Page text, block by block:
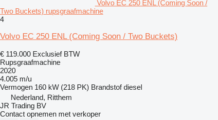
Volvo EC 250 ENL (Coming Soon /
Two Buckets) rupsgraafmachine
4
Volvo EC 250 ENL (Coming Soon / Two Buckets)
€ 119.000 Exclusief BTW
Rupsgraafmachine
2020
4.005 m/u
Vermogen 160 kW (218 PK) Brandstof diesel
Nederland, Ritthem
JR Trading BV
Contact opnemen met verkoper